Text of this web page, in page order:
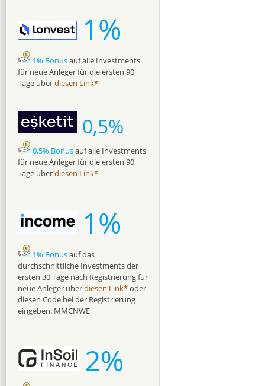
1%
1% Bonusauf alle Investments
für neue Anleger für die ersten 90
Tage überdiesen Link*
0,5%
0,5% Bonusauf alle Investments
für neue Anleger für die ersten 90
Tage überdiesen Link*
1%
1% Bonusauf das
durchschnittliche Investments der
ersten 30 Tage nach Registrierung für
neue Anleger überdiesen Link*oder
diesen Code bei der Registrierung
eingeben: MMCNWE
2%